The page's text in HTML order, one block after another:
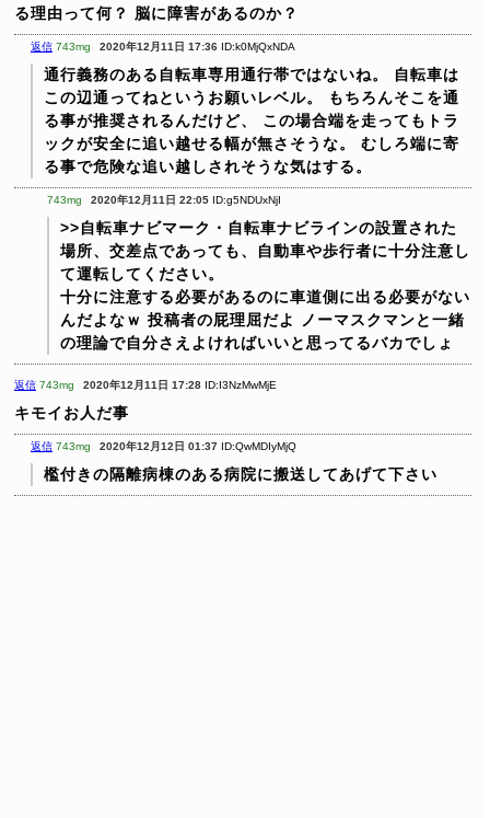
る理由って何？
脳に障害があるのか？
返信 743mg 2020年12月11日 17:36 ID:k0MjQxNDA
通行義務のある自転車専用通行帯ではないね。
自転車は
この辺通ってねというお願いレベル。
もちろんそこを通
る事が推奨されるんだけど、
この場合端を走ってもトラ
ックが安全に追い越せる幅が無さそうな。
むしろ端に寄
る事で危険な追い越しされそうな気はする。
743mg 2020年12月11日 22:05 ID:g5NDUxNjI
>>自転車ナビマーク・自転車ナビラインの設置された
場所、交差点であっても、自動車や歩行者に十分注意し
て運転してください。
十分に注意する必要があるのに車道側に出る必要がない
んだよなｗ 投稿者の屁理屈だよ
ノーマスクマンと一緒
の理論で自分さえよければいいと思ってるバカでしょ
返信 743mg 2020年12月11日 17:28 ID:I3NzMwMjE
キモイお人だ事
返信 743mg 2020年12月12日 01:37 ID:QwMDIyMjQ
檻付きの隔離病棟のある病院に搬送してあげて下さい